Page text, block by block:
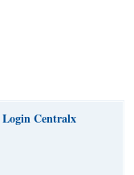
Login Centralx